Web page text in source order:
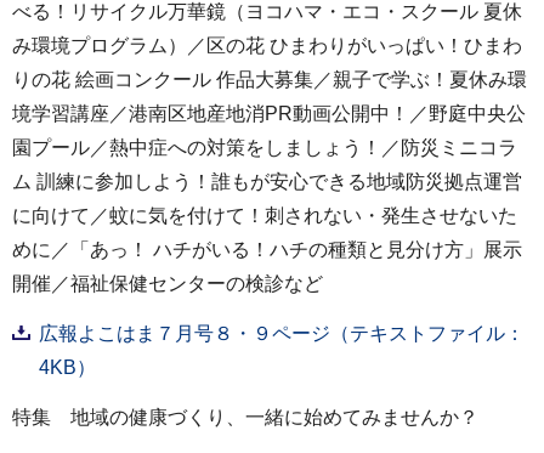
べる！リサイクル万華鏡（ヨコハマ・エコ・スクール 夏休
み環境プログラム）／区の花 ひまわりがいっぱい！ひまわ
りの花 絵画コンクール 作品大募集／親子で学ぶ！夏休み環
境学習講座／港南区地産地消PR動画公開中！／野庭中央公
園プール／熱中症への対策をしましょう！／防災ミニコラ
ム 訓練に参加しよう！誰もが安心できる地域防災拠点運営
に向けて／蚊に気を付けて！刺されない・発生させないた
めに／「あっ！ ハチがいる！ハチの種類と見分け方」展示
開催／福祉保健センターの検診など
広報よこはま７月号８・９ページ（テキストファイル：
4KB）
特集 地域の健康づくり、一緒に始めてみませんか？